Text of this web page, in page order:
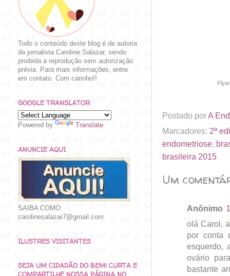
Postado porA
Marcadores: 2ª
endometriose,
brasileira 2015
Um
Anônimo
olá Carol,
por conta
esquerdo,
ovário
bastante
Todo o conteúdo deste blog é de autoria
da jornalista Caroline Salazar, sendo
proibida a reprodução sem autorização
prévia. Para mais informações, entre
em contato. Com carinho!!
GOOGLE TRANSLATOR
Powered by Translate
ANUNCIE AQUI
SAIBA COMO:
carolinesalazar7@gmail.com
ILUSTRES VISITANTES
SEJA UM CIDADÃO DO BEM! CURTA E